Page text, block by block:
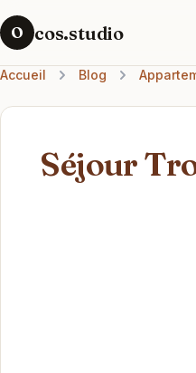
O cos.studio
Accueil Blog
Séjour